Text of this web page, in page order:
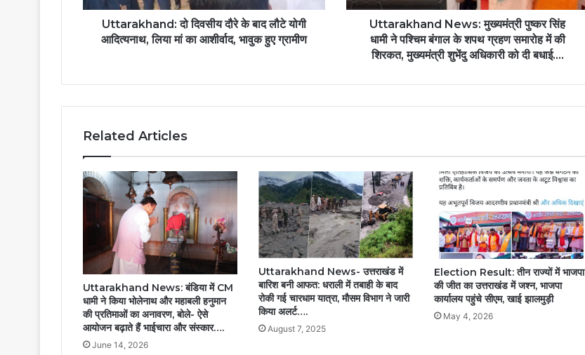
Uttarakhand: दो दिवसीय दौरे के बाद लौटे योगी
आदित्यनाथ, लिया मां का आशीर्वाद, भावुक हुए ग्रामीण
Uttarakhand News: मुख्यमंत्री पुष्कर सिंह
धामी ने पश्चिम बंगाल के शपथ ग्रहण समारोह में की
शिरकत, मुख्यमंत्री शुभेंदु अधिकारी को दी बधाई….
Related Articles
Uttarakhand News: बंडिया में CM
धामी ने किया भोलेनाथ और महाबली हनुमान
की प्रतिमाओं का अनावरण, बोले- ऐसे
आयोजन बढ़ाते हैं भाईचारा और संस्कार….
June 14, 2026
Uttarakhand News- उत्तराखंड में
बारिश बनी आफत: धराली में तबाही के बाद
रोकी गई चारधाम यात्रा, मौसम विभाग ने जारी
किया अलर्ट….
August 7, 2025
Election Result: तीन राज्यों में भाजपा
की जीत का उत्तराखंड में जश्न, भाजपा
कार्यालय पहुंचे सीएम, खाई झालमुड़ी
May 4, 2026